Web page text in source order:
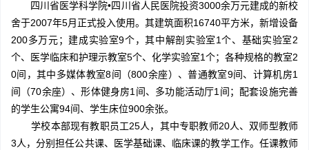
四川省医学科学院•四川省人民医院投资3000余万元建成的新校
舍于2007年5月正式投入使用。其建筑面积16740平方米，新增设备
200多万元；建成实验室9个，其中解剖实验室1个、基础实验室2
个、医学临床和护理示教室5个、化学实验室1个；各种规格的教室2
0间，其中多媒体教室8间（800余座）、普通教室9间、计算机房1
间（70余座）、形体健身房1间、多功能活动厅1间；配套设施完善
的学生公寓94间、学生床位900余张。
学校本部现有教职员工25人，其中专职教师20人、双师型教师
3人，分别担任公共课、医学基础课、临床课的教学工作。任课教师